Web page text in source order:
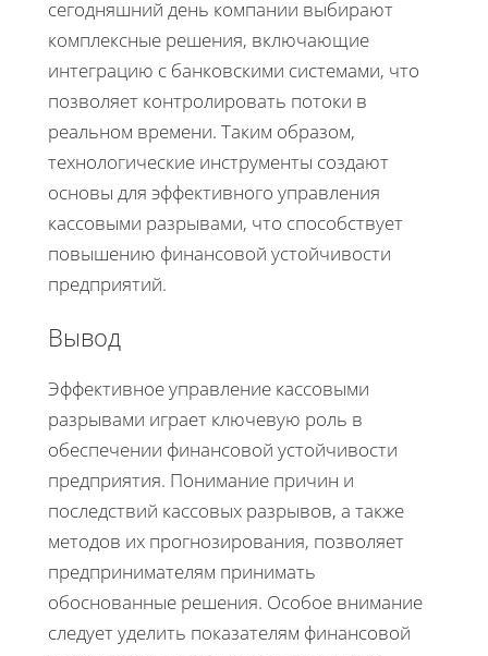
сегодняшний день компании выбирают
комплексные решения, включающие
интеграцию с банковскими системами, что
позволяет контролировать потоки в
реальном времени. Таким образом,
технологические инструменты создают
основы для эффективного управления
кассовыми разрывами, что способствует
повышению финансовой устойчивости
предприятий.
Вывод
Эффективное управление кассовыми
разрывами играет ключевую роль в
обеспечении финансовой устойчивости
предприятия. Понимание причин и
последствий кассовых разрывов, а также
методов их прогнозирования, позволяет
предпринимателям принимать
обоснованные решения. Особое внимание
следует уделить показателям финансовой